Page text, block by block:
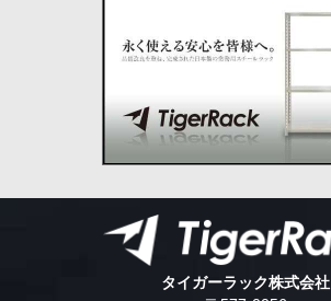
タイガーラック株式会社